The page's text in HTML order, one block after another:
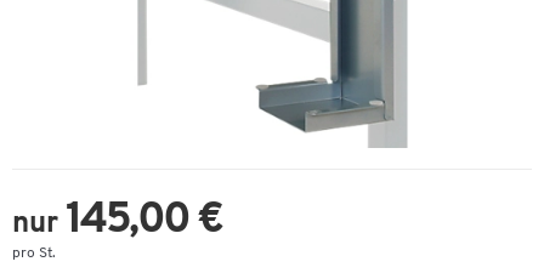
nur 145,00 €
pro St.